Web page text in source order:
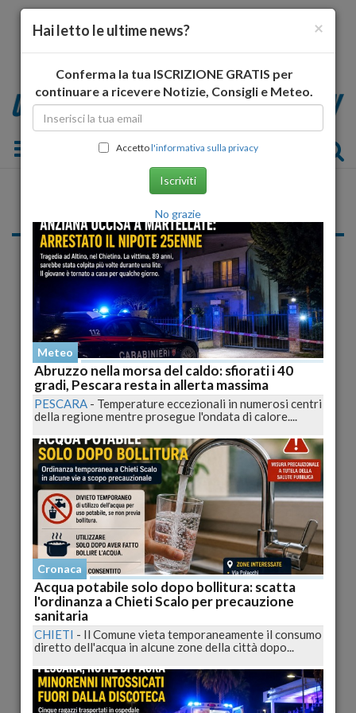
Toggle navigation
Chieti
... 15 16 17 18 19 20 21
...
Cronaca
Nonno 83enne condannato a 11 anni per abusi sulla
nipote minorenne
CHIETI-Il giudice Maurizio Sacco ha condannato un uomo di
83 anni a 11 anni di carcere per aver abusato...
pubblicato il 25/09/2024 11:50
Cronaca
×
Hai letto le ultime news?
Conferma la tua ISCRIZIONE GRATIS per
continuare a ricevere Notizie, Consigli e Meteo.
Accettol'informativa sulla privacy
Iscriviti
No grazie
Meteo
Abruzzo nella morsa del caldo: sfiorati i 40
gradi, Pescara resta in allerta massima
PESCARA - Temperature eccezionali in numerosi centri
della regione mentre prosegue l'ondata di calore....
Cronaca
Acqua potabile solo dopo bollitura: scatta
l'ordinanza a Chieti Scalo per precauzione
sanitaria
CHIETI - Il Comune vieta temporaneamente il consumo
diretto dell'acqua in alcune zone della città dopo...